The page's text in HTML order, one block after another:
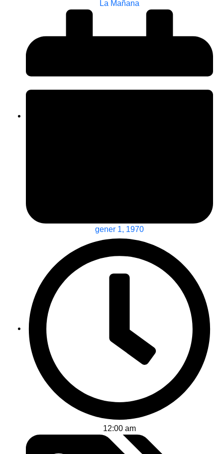
La Mañana
gener 1, 1970
12:00 am